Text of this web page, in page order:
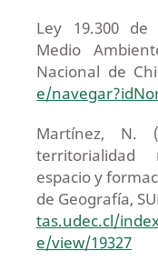
Ley 19.300 de
Medio
Nacional de
e/
Martínez, N.
territorialidad
espacio y
de Geografía,
tas.udec.cl/
e/view/19327